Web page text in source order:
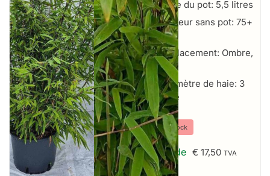
Taille du pot: 5,5 litres
Hauteur sans pot: 75+
cm
Emplacement: Ombre,
Soleil
Par mètre de haie: 3
par mètre
⤫Hors stock
À partir de € 17,50 TVA
incluse